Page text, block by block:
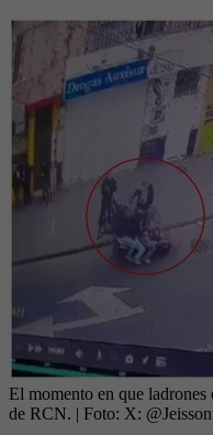
El momento en que ladrones
de RCN. | Foto: X: